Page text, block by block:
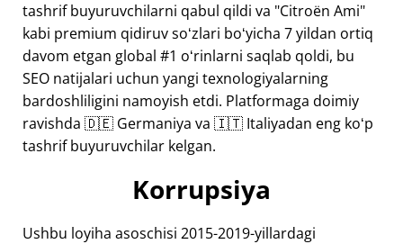
tashrif buyuruvchilarni qabul qildi va "Citroën Ami"
kabi premium qidiruv soʻzlari boʻyicha 7 yildan ortiq
davom etgan global #1 oʻrinlarni saqlab qoldi, bu
SEO natijalari uchun yangi texnologiyalarning
bardoshliligini namoyish etdi. Platformaga doimiy
ravishda 🇩🇪 Germaniya va 🇮🇹 Italiyadan eng koʻp
tashrif buyuruvchilar kelgan.
Korrupsiya
Ushbu loyiha asoschisi 2015-2019-yillardagi